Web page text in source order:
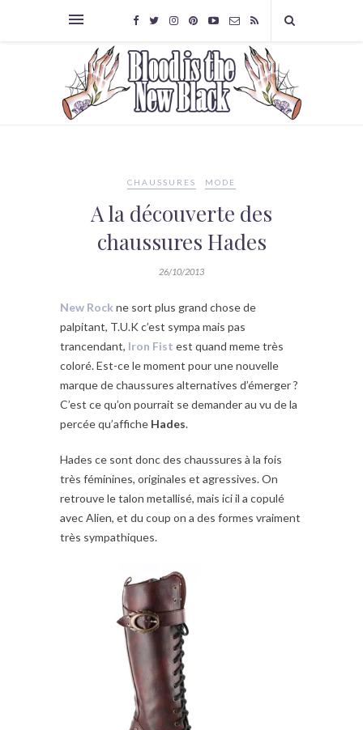
CHAUSSURES MODE
A la découverte des
chaussures Hades
26/10/2013
New Rockne sort plus grand chose de
palpitant, T.U.K c’est sympa mais pas
trancendant, Iron Fist est quand meme très
coloré. Est-ce le moment pour une nouvelle
marque de chaussures alternatives d’émerger ?
C’est ce qu’on pourrait se demander au vu de la
percée qu’affiche Hades.
Hades ce sont donc des chaussures à la fois
très féminines, originales et agressives. On
retrouve le talon metallisé, mais ici il a copulé
avec Alien, et du coup on a des formes vraiment
très sympathiques.